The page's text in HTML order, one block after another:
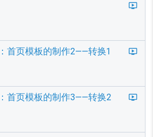
首页模板的制作2——转换1
首页模板的制作3——转换2